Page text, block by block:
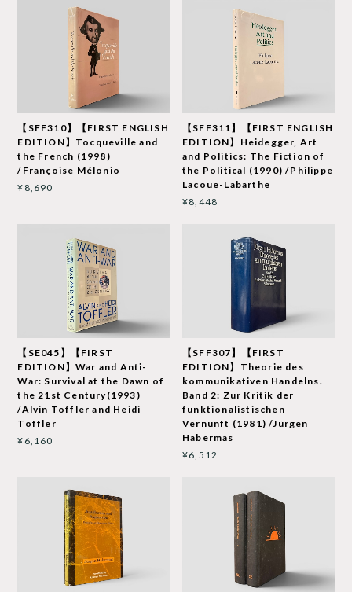
【SFF310】【FIRST ENGLISH
EDITION】Tocqueville and
the French (1998)
/Françoise Mélonio
¥8,690
【SFF311】【FIRST ENGLISH
EDITION】Heidegger, Art
and Politics: The Fiction of
the Political (1990) /Philippe
Lacoue-Labarthe
¥8,448
【SE045】【FIRST
EDITION】War and Anti-
War: Survival at the Dawn of
the 21st Century(1993)
/Alvin Toffler and Heidi
Toffler
¥6,160
【SFF307】【FIRST
EDITION】Theorie des
kommunikativen Handelns.
Band 2: Zur Kritik der
funktionalistischen
Vernunft (1981) /Jürgen
Habermas
¥6,512